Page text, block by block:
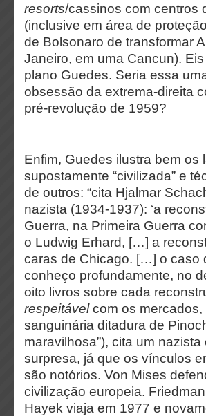
resorts/cassinos com centros
(inclusive em área de
de Bolsonaro de transformar
Janeiro, em uma Cancun).
plano Guedes. Seria essa
obsessão da extrema-direita
pré-revolução de 1959?
Enfim, Guedes ilustra bem
supostamente “civilizada” e
de outros: “cita Hjalmar
nazista (1934-1937): ‘a
Guerra, na Primeira Guerra
o Ludwig Erhard, […] a
caras de Chicago. […] o caso
conheço profundamente, no
oito livros sobre cada
respeitávelcom os mercados,
sanguinária ditadura de
maravilhosa”), cita um
surpresa, já que os vínculos
são notórios. Von Mises
civilização europeia.
Hayek viaja em 1977 e